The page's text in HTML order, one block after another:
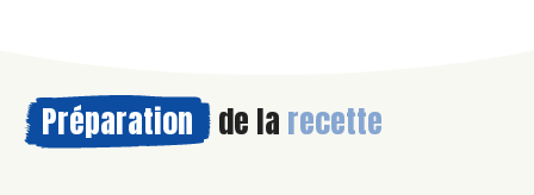
Préparation de la recette